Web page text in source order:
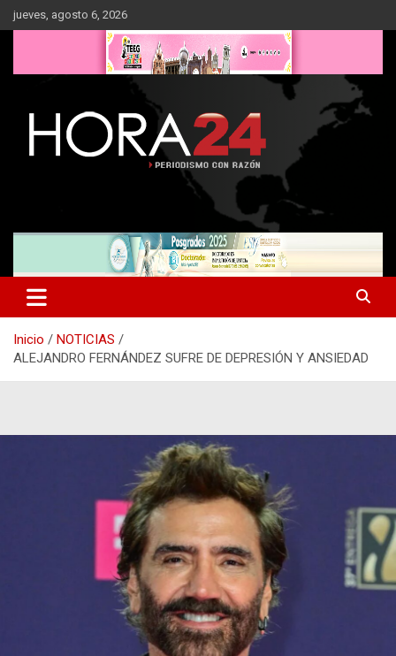
Saltar
al
jueves, agosto 6, 2026
Inicio
NOTICIAS
ALEJANDRO FERNÁNDEZ SUFRE DE DEPRESIÓN Y ANSIEDAD